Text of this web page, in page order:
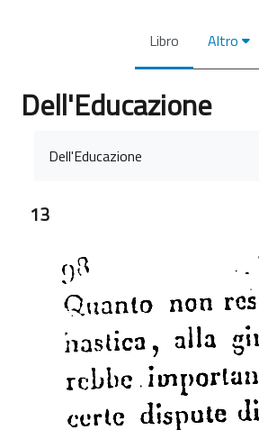
Libro Altro
Dell'Educazione
Dell'Educazione
13